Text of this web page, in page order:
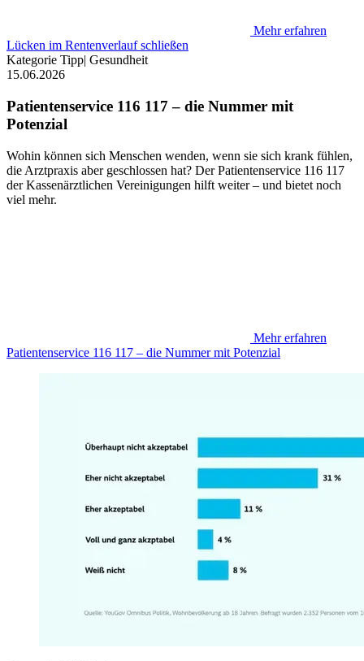
Mehr erfahren
Lücken im Rentenverlauf schließen
Kategorie Tipp| Gesundheit
15.06.2026
Patientenservice 116 117 – die Nummer mit
Potenzial
Wohin können sich Menschen wenden, wenn sie sich krank fühlen,
die Arztpraxis aber geschlossen hat? Der Patientenservice 116 117
der Kassenärztlichen Vereinigungen hilft weiter – und bietet noch
viel mehr.
Mehr erfahren
Patientenservice 116 117 – die Nummer mit Potenzial